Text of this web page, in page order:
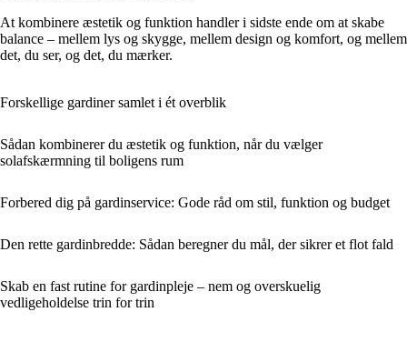
At kombinere æstetik og funktion handler i sidste ende om at skabe
balance – mellem lys og skygge, mellem design og komfort, og mellem
det, du ser, og det, du mærker.
Forskellige gardiner samlet i ét overblik
Sådan kombinerer du æstetik og funktion, når du vælger
solafskærmning til boligens rum
Forbered dig på gardinservice: Gode råd om stil, funktion og budget
Den rette gardinbredde: Sådan beregner du mål, der sikrer et flot fald
Skab en fast rutine for gardinpleje – nem og overskuelig
vedligeholdelse trin for trin